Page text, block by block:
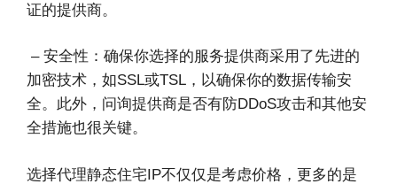
证的提供商。
– 安全性：确保你选择的服务提供商采用了先进的
加密技术，如SSL或TSL，以确保你的数据传输安
全。此外，问询提供商是否有防DDoS攻击和其他安
全措施也很关键。
选择代理静态住宅IP不仅仅是考虑价格，更多的是